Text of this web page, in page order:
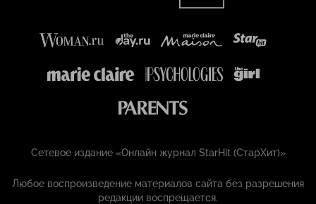
Сетевое издание «Онлайн журнал StarHit (СтарХит)»
Любое воспроизведение материалов сайта без разрешения
редакции воспрещается.